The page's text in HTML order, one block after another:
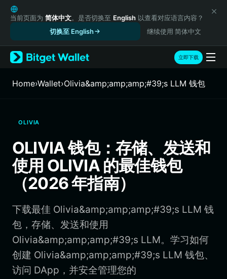
English
日本語
Русский
Español (Latinoamérica)
Türkçe
Italiano
繁體中文
Português (Portugal)
Bahasa Indonesia
ภาษาไทย
Português (Brasil)
Español (Argentina)
当前页面为 简体中文。是否切换至 English 以查看对应语言内容？
切换至 English
继续使用 简体中文
立即下载
Home›Wallet›Olivia&amp;amp;amp;#39;s LLM 钱包
OLIVIA
OLIVIA 钱包：存储、发送和
使用 OLIVIA 的最佳钱包
（2026 年指南）
下载最佳 Olivia&amp;amp;amp;#39;s LLM 钱
包，存储、发送和使用
Olivia&amp;amp;amp;#39;s LLM。学习如何
创建 Olivia&amp;amp;amp;#39;s LLM 钱包、
访问 DApp，并安全管理您的